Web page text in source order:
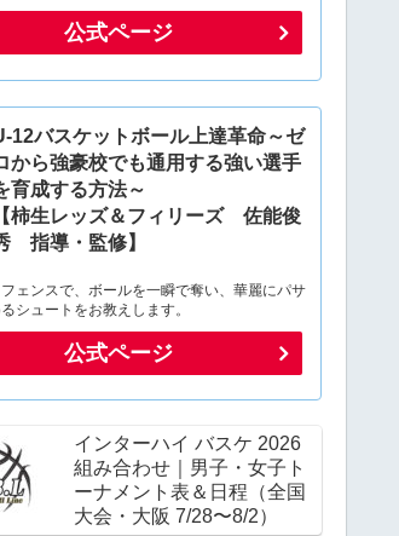
公式ページ
12バスケットボール上達革命～ゼ
から強豪校でも通用する強い選手
育成する方法～
【柿生レッズ＆フィリーズ 佐能俊
指導・監修】
ェンスで、ボールを一瞬で奪い、華麗にパサ
シュートをお教えします。
公式ページ
インターハイ バスケ 2026
組み合わせ｜男子・女子ト
ーナメント表＆日程（全国
大会・大阪 7/28〜8/2）